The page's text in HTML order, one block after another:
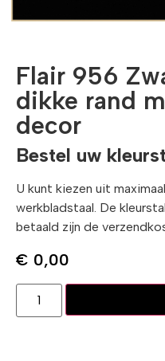
Flair 956
dikke rand
decor
Bestel uw
U kunt kiezen uit
werkbladstaal. De
betaald zijn de
€ 0,00